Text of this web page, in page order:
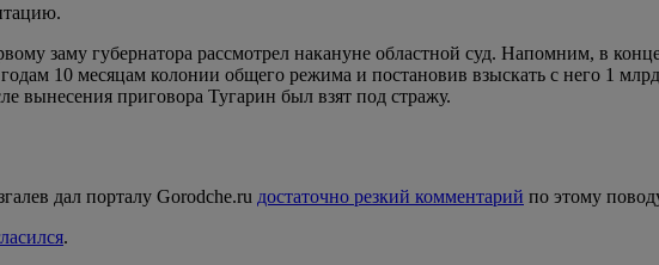
заму губернатора рассмотрел накануне областной суд. Напомним, в
10 месяцам колонии общего режима и постановив взыскать с него 1
вынесения приговора Тугарин был взят под стражу.
дал порталу Gorodche.ru достаточно резкий комментарий по этому
.